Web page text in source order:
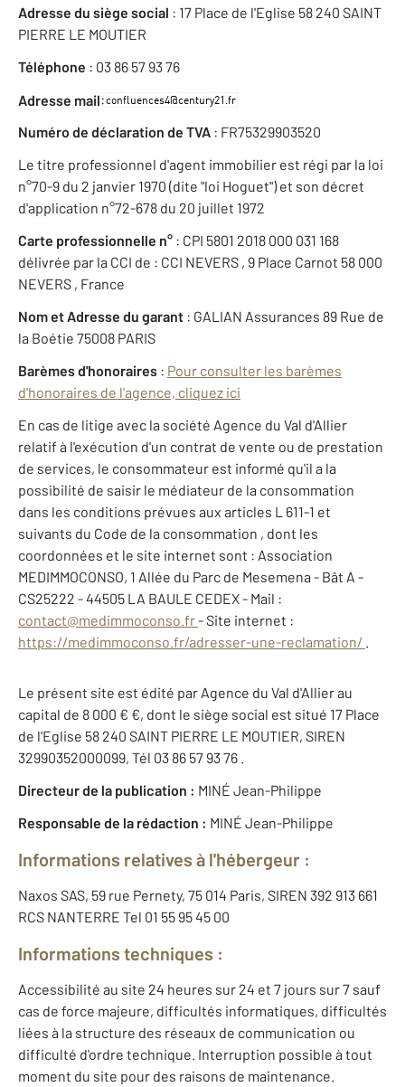
Adresse du siège social : 17 Place de l'Eglise 58 240 SAINT
PIERRE LE MOUTIER
Téléphone : 03 86 57 93 76
Adresse mail:
Numéro de déclaration de TVA : FR75329903520
Le titre professionnel d'agent immobilier est régi par la loi
n°70-9 du 2 janvier 1970 (dite "loi Hoguet") et son décret
d'application n°72-678 du 20 juillet 1972
Carte professionnelle n° : CPI 5801 2018 000 031 168
délivrée par la CCI de : CCI NEVERS , 9 Place Carnot 58 000
NEVERS , France
Nom et Adresse du garant : GALIAN Assurances 89 Rue de
la Boétie 75008 PARIS
Barèmes d'honoraires : Pour consulter les barèmes
d'honoraires de l'agence, cliquez ici
En cas de litige avec la société Agence du Val d'Allier
relatif à l'exécution d'un contrat de vente ou de prestation
de services, le consommateur est informé qu'il a la
possibilité de saisir le médiateur de la consommation
dans les conditions prévues aux articles L 611-1 et
suivants du Code de la consommation , dont les
coordonnées et le site internet sont : Association
MEDIMMOCONSO, 1 Allée du Parc de Mesemena - Bât A -
CS25222 - 44505 LA BAULE CEDEX - Mail :
contact@medimmoconso.fr- Site internet :
https://medimmoconso.fr/adresser-une-reclamation/ .
Le présent site est édité par Agence du Val d'Allier au
capital de 8 000 € €, dont le siège social est situé 17 Place
de l'Eglise 58 240 SAINT PIERRE LE MOUTIER, SIREN
32990352000099, Tél 03 86 57 93 76 .
Directeur de la publication : MINÉ Jean-Philippe
Responsable de la rédaction : MINÉ Jean-Philippe
Informations relatives à l'hébergeur :
Naxos SAS, 59 rue Pernety, 75 014 Paris, SIREN 392 913 661
RCS NANTERRE Tel 01 55 95 45 00
Informations techniques :
Accessibilité au site 24 heures sur 24 et 7 jours sur 7 sauf
cas de force majeure, difficultés informatiques, difficultés
liées à la structure des réseaux de communication ou
difficulté d'ordre technique. Interruption possible à tout
moment du site pour des raisons de maintenance.